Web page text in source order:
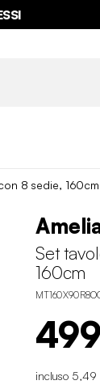
8 sedie, 160cm
Set
160cm
499
incluso 5,49